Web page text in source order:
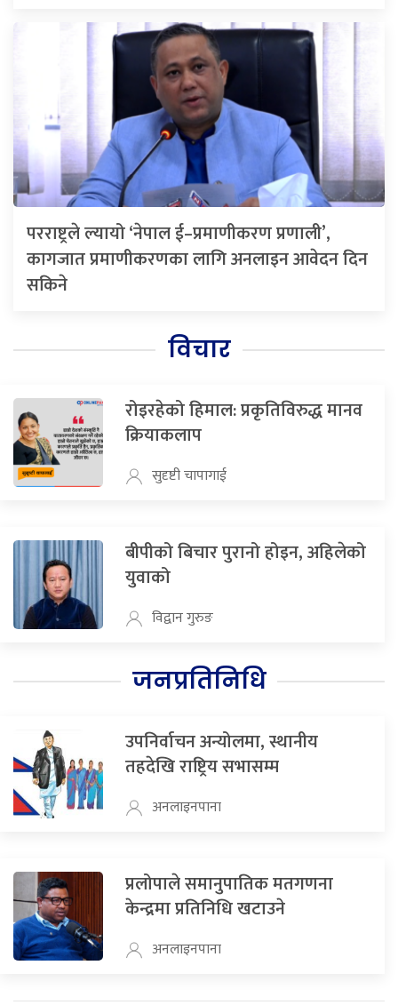
परराष्ट्रले ल्यायो ‘नेपाल ई–प्रमाणीकरण प्रणाली’,
कागजात प्रमाणीकरणका लागि अनलाइन आवेदन दिन
सकिने
विचार
रोइरहेको हिमाल: प्रकृतिविरुद्ध मानव
क्रियाकलाप
सुदृष्टी चापागाई
बीपीको बिचार पुरानो होइन, अहिलेको
युवाको
विद्वान गुरुङ
जनप्रतिनिधि
उपनिर्वाचन अन्योलमा, स्थानीय
तहदेखि राष्ट्रिय सभासम्म
अनलाइनपाना
प्रलोपाले समानुपातिक मतगणना
केन्द्रमा प्रतिनिधि खटाउने
अनलाइनपाना